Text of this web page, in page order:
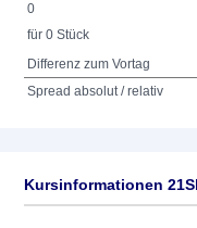
0
für 0 Stück
Differenz zum Vortag
Spread absolut / relativ
Kursinformationen